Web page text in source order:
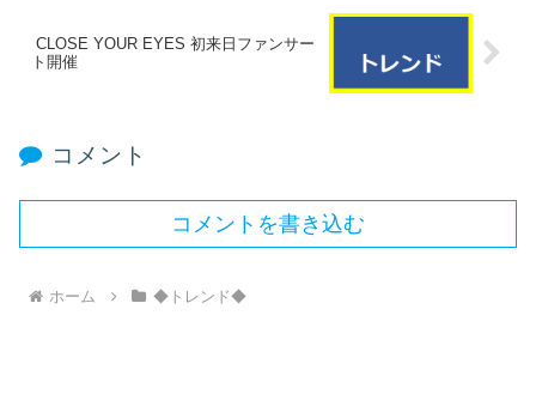
CLOSE YOUR EYES 初来日ファンサー
ト開催
コメント
コメントを書き込む
ホーム ◆トレンド◆